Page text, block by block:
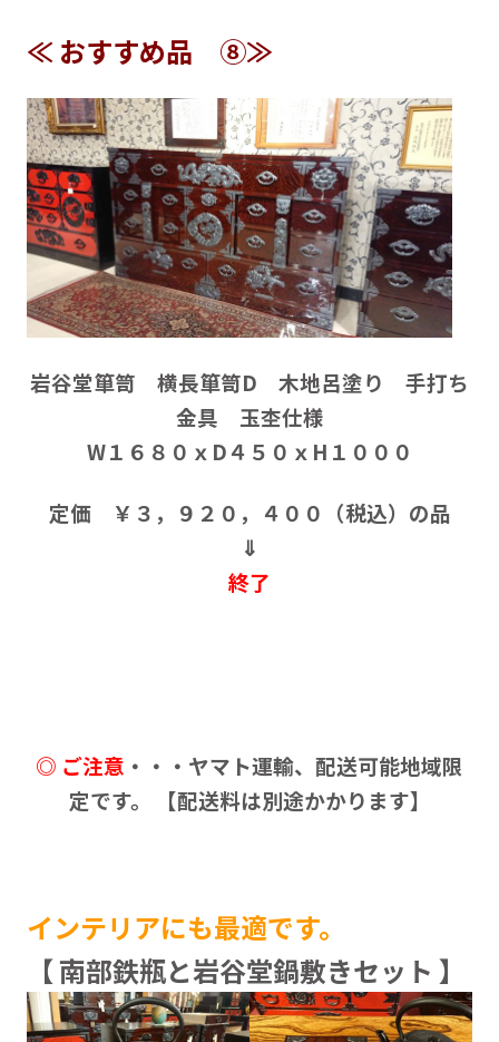
≪ おすすめ品 ⑧≫
岩谷堂箪笥 横長箪笥D 木地呂塗り 手打ち
金具 玉杢仕様
W１６８０ｘD４５０ｘH１０００
定価 ￥３，９２０，４００（税込）の品
⇓
終了
◎ ご注意 ・・・ヤマト運輸、配送可能地域限
定です。 【配送料は別途かかります】
インテリアにも最適です。
【 南部鉄瓶と岩谷堂鍋敷きセット 】